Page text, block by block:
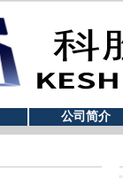
公司简介